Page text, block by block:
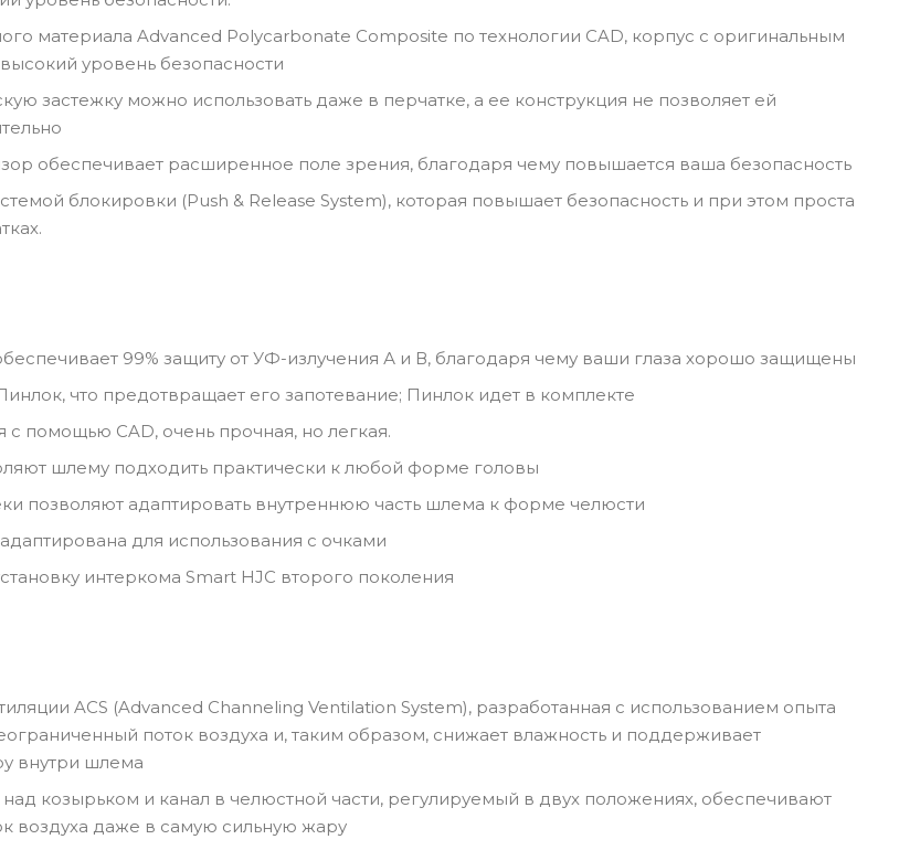
материала Advanced Polycarbonate Composite по технологии CAD, корпус с оригинальным
уровень безопасности
застежку можно использовать даже в перчатке, а ее конструкция не позволяет ей
обеспечивает расширенное поле зрения, благодаря чему повышается ваша безопасность
блокировки (Push & Release System), которая повышает безопасность и при этом проста
99% защиту от УФ-излучения А и В, благодаря чему ваши глаза хорошо защищены
что предотвращает его запотевание; Пинлок идет в комплекте
с помощью CAD, очень прочная, но легкая.
шлему подходить практически к любой форме головы
позволяют адаптировать внутреннюю часть шлема к форме челюсти
для использования с очками
интеркома Smart HJC второго поколения
ACS (Advanced Channeling Ventilation System), разработанная с использованием опыта
поток воздуха и, таким образом, снижает влажность и поддерживает
внутри шлема
козырьком и канал в челюстной части, регулируемый в двух положениях, обеспечивают
воздуха даже в самую сильную жару